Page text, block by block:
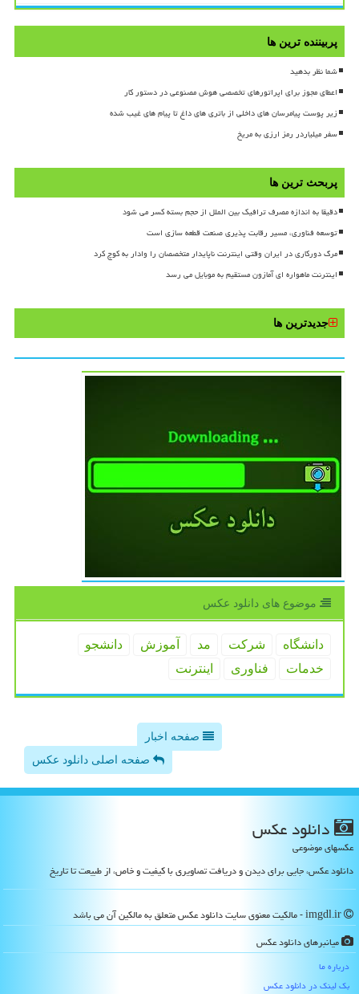
پربیننده ترین ها
شما نظر بدهید
اعطای مجوز برای اپراتورهای تخصصی هوش مصنوعی در دستور کار
زیر پوست پیامرسان های داخلی از باتری های داغ تا پیام های غیب شده
سفر میلیاردر رمز ارزی به مریخ
پربحث ترین ها
دقیقا به اندازه مصرف ترافیک بین الملل از حجم بسته کسر می شود
توسعه فناوری، مسیر رقابت پذیری صنعت قطعه سازی است
مرگ دورکاری در ایران وقتی اینترنت ناپایدار متخصصان را وادار به کوچ کرد
اینترنت ماهواره ای آمازون مستقیم به موبایل می رسد
جدیدترین ها
موضوع های دانلود عكس
دانشگاه شركت مد آموزش
دانشجو
خدمات
فناوری اینترنت
صفحه اخبار
صفحه اصلی دانلود عکس
دانلود عكس
عکسهای موضوعی
دانلود عکس، جایی برای دیدن و دریافت تصاویری با کیفیت و خاص، از طبیعت تا تاریخ
میانبرهای دانلود عكس
درباره ما
بک لینک در دانلود عكس